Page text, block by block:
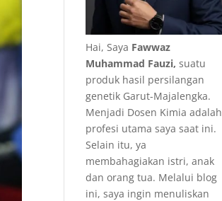
Hai, Saya Fawwaz
Muhammad Fauzi, suatu
produk hasil persilangan
genetik Garut-Majalengka.
Menjadi Dosen Kimia adalah
profesi utama saya saat ini.
Selain itu, ya
membahagiakan istri, anak
dan orang tua. Melalui blog
ini, saya ingin menuliskan